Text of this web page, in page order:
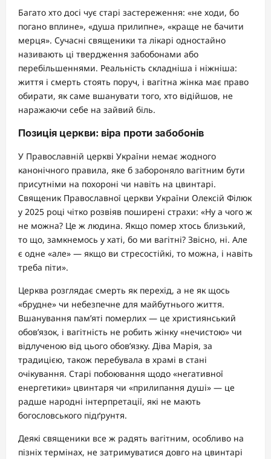
Багато хто досі чує старі застереження: «не ходи, бо
погано вплине», «душа прилипне», «краще не бачити
мерця». Сучасні священики та лікарі одностайно
називають ці твердження забобонами або
перебільшеннями. Реальність складніша і ніжніша:
життя і смерть стоять поруч, і вагітна жінка має право
обирати, як саме вшанувати того, хто відійшов, не
наражаючи себе на зайвий біль.
Позиція церкви: віра проти забобонів
У Православній церкві України немає жодного
канонічного правила, яке б забороняло вагітним бути
присутніми на похороні чи навіть на цвинтарі.
Священик Православної церкви України Олексій Філюк
у 2025 році чітко розвіяв поширені страхи: «Ну а чого ж
не можна? Це ж людина. Якщо помер хтось близький,
то що, замкнемось у хаті, бо ми вагітні? Звісно, ні. Але
є одне «але» — якщо ви стресостійкі, то можна, і навіть
треба піти».
Церква розглядає смерть як перехід, а не як щось
«брудне» чи небезпечне для майбутнього життя.
Вшанування пам’яті померлих — це християнський
обов’язок, і вагітність не робить жінку «нечистою» чи
відлученою від цього обов’язку. Діва Марія, за
традицією, також перебувала в храмі в стані
очікування. Старі побоювання щодо «негативної
енергетики» цвинтаря чи «прилипання душі» — це
радше народні інтерпретації, які не мають
богословського підґрунтя.
Деякі священики все ж радять вагітним, особливо на
пізніх термінах, не затримуватися довго на цвинтарі